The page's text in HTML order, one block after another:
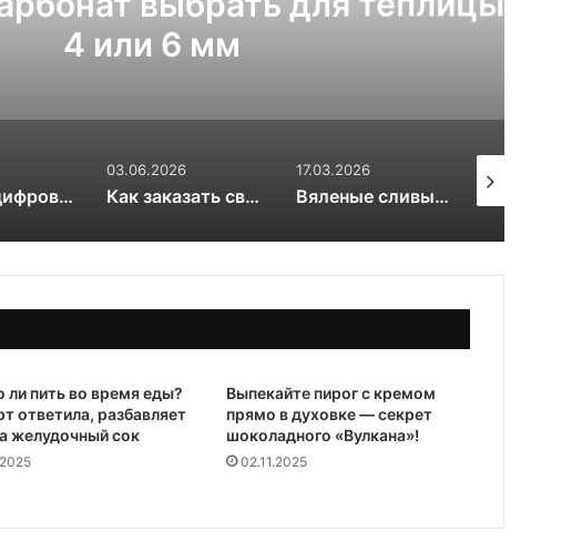
4 или 6 мм
OSINT и цифровой след RuDossier Telegram
03.06.2026
Как заказать свежие суши и роллы в Чайковском за 30 минут и почему это стоит попробовать попробовать
17.03.2026
Вяленые сливы — солнечная алхимия вкуса
пить во время еды?
ответила, разбавляет
желудочный сок
Выпекайте пирог с кремом
прямо в духовке — секрет
шоколадного «Вулкана»!
02.11.2025